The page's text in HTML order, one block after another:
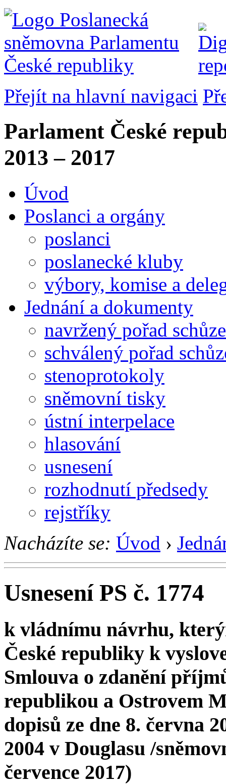
Přejít na hlavní navigaci
Parlament České
2013 – 2017
Úvod
Poslanci a orgány
poslanci
poslanecké kluby
výbory, komise a
Jednání a dokumenty
navržený pořad schůze
schválený pořad
stenoprotokoly
sněmovní tisky
ústní interpelace
hlasování
usnesení
rozhodnutí předsedy
rejstříky
Nacházíte se: Úvod ›
Usnesení PS č. 1774
k vládnímu návrhu,
České republiky k
Smlouva o zdanění
republikou a Ostrovem
dopisů ze dne 8. června
2004 v Douglasu /
července 2017)